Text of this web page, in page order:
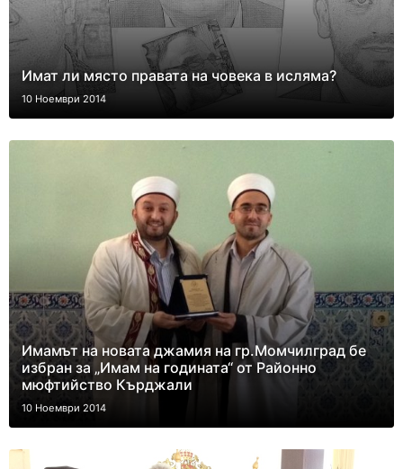
Имат ли място правата на човека в исляма?
10 Ноември 2014
Имамът на новата джамия на гр.Момчилград бе
избран за „Имам на годината“ от Районно
мюфтийство Кърджали
10 Ноември 2014